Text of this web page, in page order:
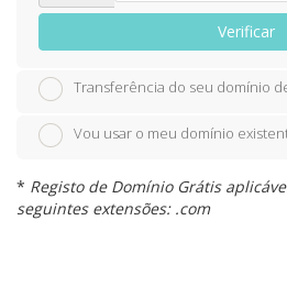
Verificar
Transferência do seu domínio
Vou usar o meu domínio
* Registo de Domínio Grátis
seguintes extensões: .com